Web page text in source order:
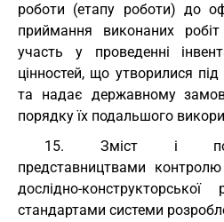
роботи (етапу роботи) до
приймання виконаних
участь у проведенні
цінностей, що утворилися
та надає державному
порядку їх подальшого
15. Зміст і
представництвами
дослідно-
стандартами системи